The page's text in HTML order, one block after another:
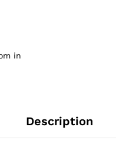
in
Description